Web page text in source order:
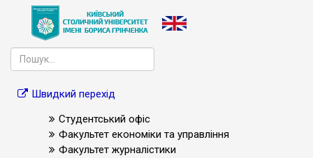
Швидкий перехід
Студентський офіс
Факультет економіки та управління
Факультет журналістики